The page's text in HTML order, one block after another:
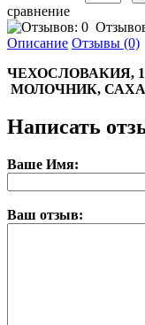
сравнение
Описание Отзывы (0)
ЧЕХОСЛОВАКИЯ,
МОЛОЧНИК,
Написать
Ваше Имя:
Ваш отзыв: